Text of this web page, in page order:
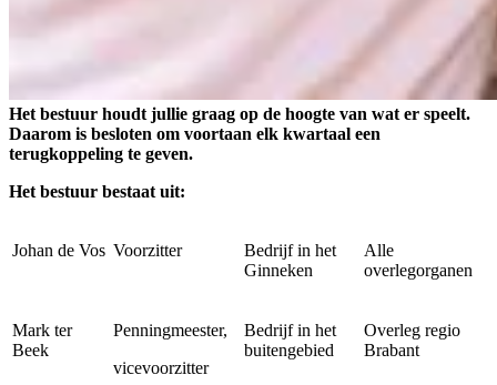
Het bestuur houdt jullie graag op de hoogte van wat er speelt.
Daarom is besloten om voortaan elk kwartaal een
terugkoppeling te geven.
Het bestuur bestaat uit:
Johan de Vos Voorzitter
Bedrijf in het
Ginneken
Alle
overlegorganen
Mark ter
Beek
Penningmeester,
vicevoorzitter
Bedrijf in het
buitengebied
Overleg regio
Brabant